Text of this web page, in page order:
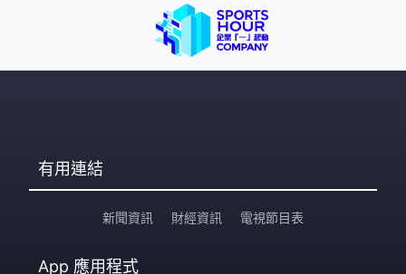
有用連結
新聞資訊 財經資訊 電視節目表
App 應用程式